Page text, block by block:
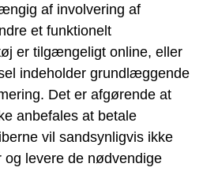
af involvering af
et funktionelt
er tilgængeligt online, eller
indeholder grundlæggende
Det er afgørende at
anbefales at betale
vil sandsynligvis ikke
levere de nødvendige